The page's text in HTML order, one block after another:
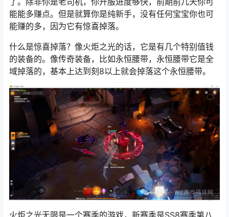
能能多赚点。但是就算你是纯新手，没有任何宝宝你也可
能赚的多，因为它有惊喜掉落。
什么是惊喜掉落？像火炬之光的话，它是有几个特别值钱
的装备的。像传奇装备，比如永恒腰带，永恒腰带它是全
域掉落的，基本上达到刻8以上就会掉落这个永恒腰带。
火炬之光无限是一个赛季的游戏，新赛季是SS8赛季第八